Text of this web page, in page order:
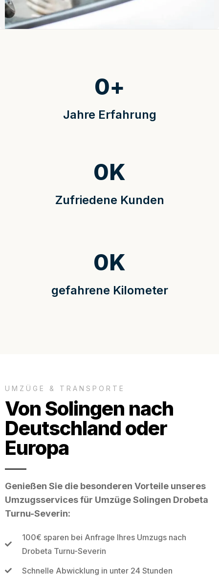
Jahre Erfahrung
0+
Zufriedene Kunden
0K
gefahrene Kilometer
0K
UMZÜGE & TRANSPORTE
Von Solingen nach
Deutschland oder
Europa
Genießen Sie die besonderen Vorteile unseres
Umzugsservices für Umzüge Solingen Drobeta
Turnu-Severin:
100€ sparen bei Anfrage Ihres Umzugs nach
Drobeta Turnu-Severin
Schnelle Abwicklung in unter 24 Stunden